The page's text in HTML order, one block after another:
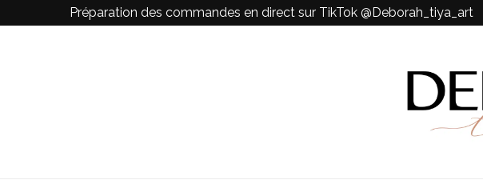
Préparation des commandes en direct sur TikTok @Deborah_tiya_art